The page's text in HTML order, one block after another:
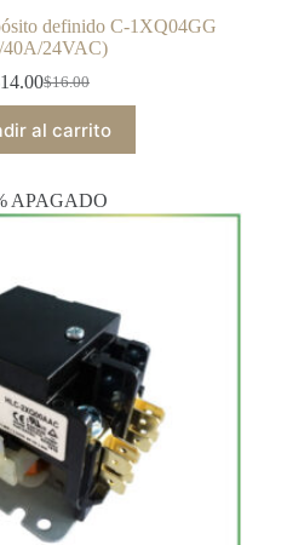
definido C-1XQ04GG
40A/24VAC)
$16.00
14.00
al carrito
APAGADO